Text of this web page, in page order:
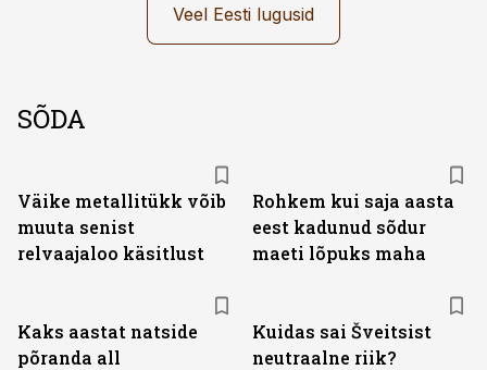
Veel Eesti lugusid
SÕDA
Väike metallitükk võib
muuta senist
relvaajaloo käsitlust
Rohkem kui saja aasta
eest kadunud sõdur
maeti lõpuks maha
Kaks aastat natside
põranda all
Kuidas sai Šveitsist
neutraalne riik?